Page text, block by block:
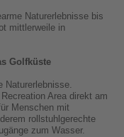
Naturerlebnisse bis
mittlerweile in
Golfküste
Naturerlebnisse.
Area direkt am
Menschen mit
rollstuhlgerechte
zum Wasser.